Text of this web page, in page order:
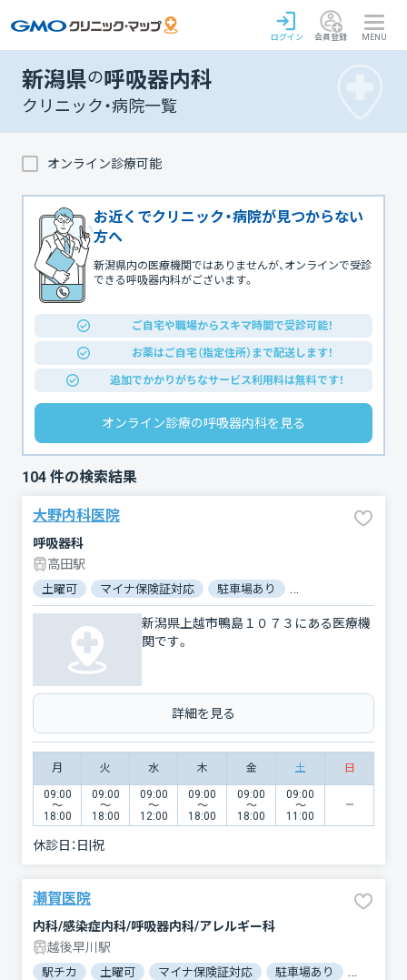
ログイン 会員登録 MENU
新潟県の呼吸器内科
クリニック・病院一覧
オンライン診療可能
お近くでクリニック・病院が見つからない
方へ
新潟県内の医療機関ではありませんが、オンラインで受診
できる呼吸器内科がございます。
ご自宅や職場からスキマ時間で受診可能！
お薬はご自宅（指定住所）まで配送します！
追加でかかりがちなサービス利用料は無料です！
オンライン診療の呼吸器内科を見る
104 件の検索結果
大野内科医院
呼吸器科
高田駅
土曜可 マイナ保険証対応 駐車場あり
新潟県上越市鴨島１０７３にある医療機
関です。
詳細を見る
月 火 水 木 金 土 日
09:00
〜
18:00
09:00
〜
18:00
09:00
〜
12:00
09:00
〜
18:00
09:00
〜
18:00
09:00
〜
11:00
休診日： 日|祝
瀬賀医院
内科/感染症内科/呼吸器内科/アレルギー科
越後早川駅
駅チカ 土曜可 マイナ保険証対応 駐車場あり